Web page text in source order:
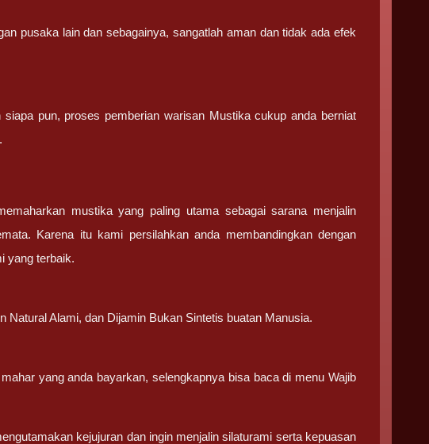
pusaka lain dan sebagainya, sangatlah aman dan tidak ada efek
pun, proses pemberian warisan Mustika cukup anda berniat
mustika yang paling utama sebagai sarana menjalin
Karena itu kami persilahkan anda membandingkan dengan
yang terbaik.
Alami, dan Dijamin Bukan Sintetis buatan Manusia.
yang anda bayarkan, selengkapnya bisa baca di menu Wajib
kejujuran dan ingin menjalin silaturami serta kepuasan